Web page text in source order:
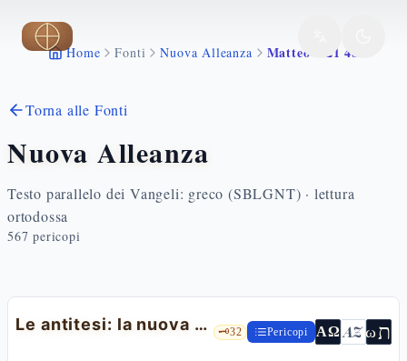
Vai al contenuto principale
Home Fonti Nuova Alleanza Matteo 5 21 48
Torna alle Fonti
Nuova Alleanza
Testo parallelo dei Vangeli: greco (SBLGNT) · lettura
ortodossa
567 pericopi
Le antitesi: la nuova giustizia 🗝️32 Pericopi ΑΩ AZωת